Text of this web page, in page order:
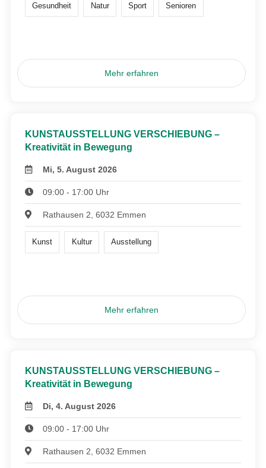
Gesundheit Natur Sport Senioren
Mehr erfahren
KUNSTAUSSTELLUNG VERSCHIEBUNG –
Kreativität in Bewegung
Mi, 5. August 2026
09:00 - 17:00 Uhr
Rathausen 2, 6032 Emmen
Kunst Kultur Ausstellung
Mehr erfahren
KUNSTAUSSTELLUNG VERSCHIEBUNG –
Kreativität in Bewegung
Di, 4. August 2026
09:00 - 17:00 Uhr
Rathausen 2, 6032 Emmen